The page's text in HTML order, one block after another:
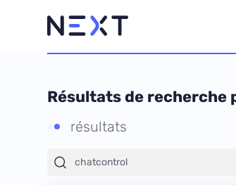
Résultats de recherche
résultats